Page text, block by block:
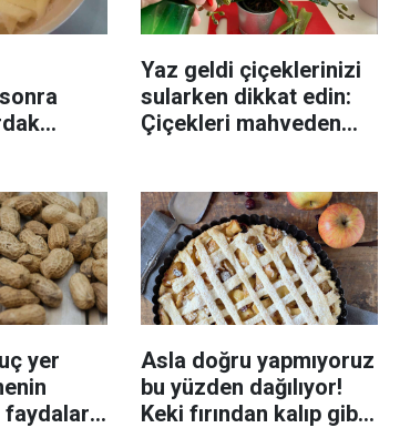
Yaz geldi çiçeklerinizi
sularken dikkat edin:
Çiçekleri mahveden
yer
Asla doğru yapmıyoruz
bu yüzden dağılıyor!
Keki fırından kalıp gibi